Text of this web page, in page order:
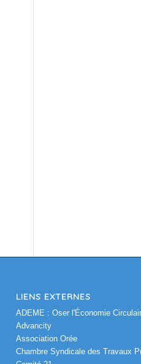
LIENS EXTERNES
ADEME : Oser l'Économie
Advancity
Association Orée
Chambre Syndicale des Travaux